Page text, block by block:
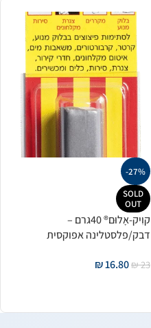
-27%
SOLD
OUT
קוִיק-אָלוּם® 40גרם –
דבק/פלסטלינה אפוקסית
₪23
₪16.80